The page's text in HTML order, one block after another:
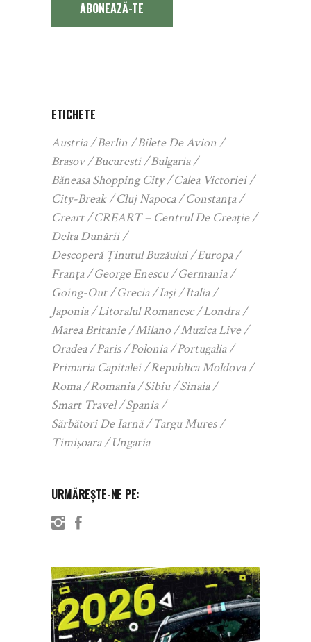
ABONEAZĂ-TE
ETICHETE
Austria Berlin
Bilete De Avion
Brasov
Bucuresti
Bulgaria
Băneasa Shopping City
Calea Victoriei
City-Break
Cluj Napoca
Constanța
Creart
CREART – Centrul De Creație
Delta Dunării
Descoperă Ținutul Buzăului
Europa
Franța
George Enescu
Germania
Going-Out
Grecia Iași
Italia
Japonia
Litoralul Romanesc
Londra
Marea Britanie
Milano
Muzica Live
Oradea
Paris Polonia
Portugalia
Primaria Capitalei
Republica Moldova
Roma
Romania Sibiu
Sinaia
Smart Travel
Spania
Sărbători De Iarnă
Targu Mures
Timișoara
Ungaria
URMĂREȘTE-NE PE: